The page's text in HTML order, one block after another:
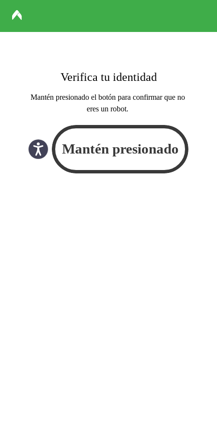
Verifica tu identidad
Mantén presionado el botón para confirmar que no
eres un robot.